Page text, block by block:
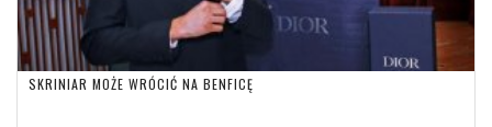
SKRINIAR MOŻE WRÓCIĆ NA BENFICĘ